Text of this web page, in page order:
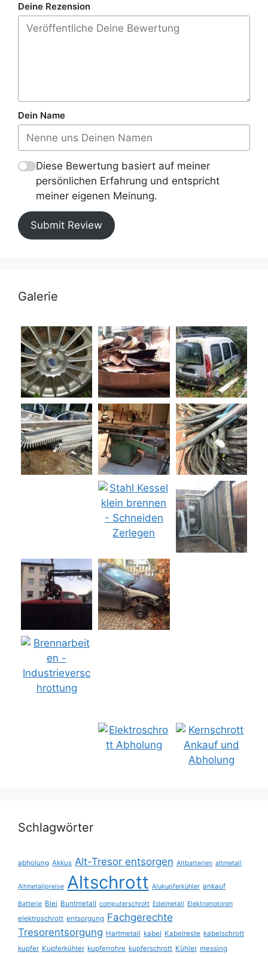
Deine Rezension
Dein Name
Diese Bewertung basiert auf meiner
persönlichen Erfahrung und entspricht
meiner eigenen Meinung.
Submit Review
Galerie
Schlagwörter
abholung Akkus Alt-Tresor entsorgen Altbatterien altmetall
Altmetallpreise Altschrott Alukupferkühler ankauf
Batterie Blei Buntmetall computerschrott Edelmetall Elektromotoren
elektroschrott entsorgung Fachgerechte
Tresorentsorgung Hartmetall kabel Kabelreste kabelschrott
kupfer Kupferkühler kupferrohre kupferschrott Kühler messing